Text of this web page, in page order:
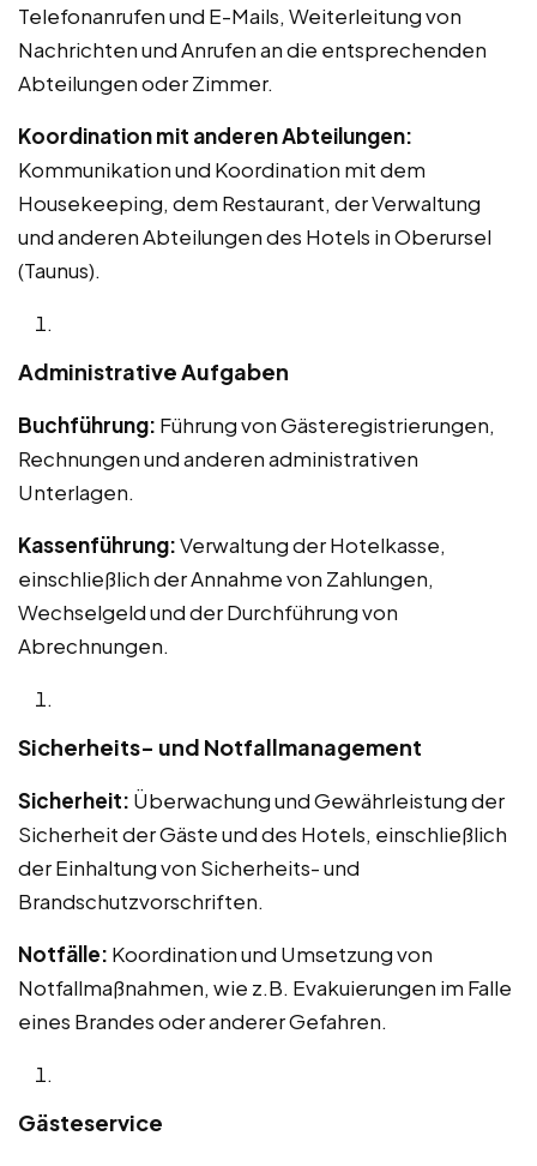
Telefonanrufen und E-Mails, Weiterleitung von
Nachrichten und Anrufen an die entsprechenden
Abteilungen oder Zimmer.
Koordination mit anderen Abteilungen:
Kommunikation und Koordination mit dem
Housekeeping, dem Restaurant, der Verwaltung
und anderen Abteilungen des Hotels in Oberursel
(Taunus).
Administrative Aufgaben
Buchführung: Führung von Gästeregistrierungen,
Rechnungen und anderen administrativen
Unterlagen.
Kassenführung:Verwaltung der Hotelkasse,
einschließlich der Annahme von Zahlungen,
Wechselgeld und der Durchführung von
Abrechnungen.
Sicherheits- und Notfallmanagement
Sicherheit: Überwachung und Gewährleistung der
Sicherheit der Gäste und des Hotels, einschließlich
der Einhaltung von Sicherheits- und
Brandschutzvorschriften.
Notfälle: Koordination und Umsetzung von
Notfallmaßnahmen, wie z.B. Evakuierungen im Falle
eines Brandes oder anderer Gefahren.
Gästeservice